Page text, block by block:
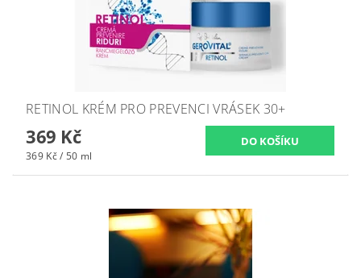
RETINOL KRÉM PRO PREVENCI VRÁSEK 30+
369 Kč
369 Kč / 50 ml